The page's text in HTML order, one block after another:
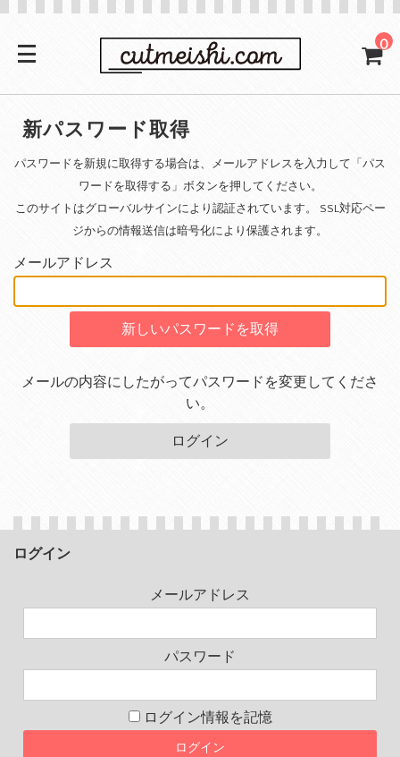
0
新パスワード取得
パスワードを新規に取得する場合は、メールアドレスを入力して「パス
ワードを取得する」ボタンを押してください。
このサイトはグローバルサインにより認証されています。 SSL対応ペー
ジからの情報送信は暗号化により保護されます。
メールアドレス
メールの内容にしたがってパスワードを変更してくださ
い。
ログイン
ログイン
メールアドレス
パスワード
ログイン情報を記憶